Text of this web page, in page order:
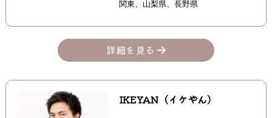
関東
山梨県 長野県
詳細を見る
IKEYAN（イケやん）